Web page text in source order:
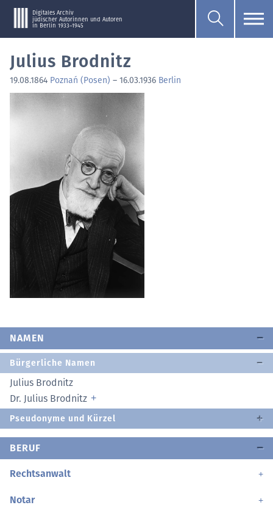
Digitales Archiv
jüdischer Autorinnen und Autoren
in Berlin 1933–1945
Julius Brodnitz
19.08.1864 Poznań (Posen) – 16.03.1936 Berlin
NAMEN
Bürgerliche Namen
Julius Brodnitz
Dr. Julius Brodnitz
Pseudonyme und Kürzel
BERUF
Rechtsanwalt
Notar